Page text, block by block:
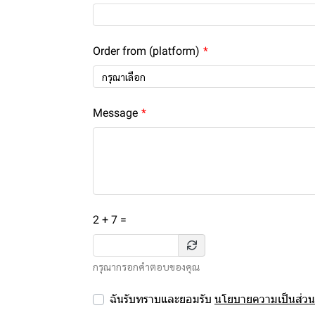
Order from (platform)
กรุณาเลือก
Message
2 + 7 =
กรุณากรอกคำตอบของคุณ
ฉันรับทราบและยอมรับ นโยบายความเป็นส่ว